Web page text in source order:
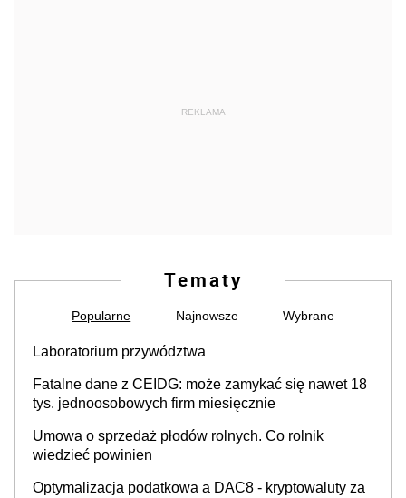
REKLAMA
Tematy
Popularne Najnowsze Wybrane
Laboratorium przywództwa
Fatalne dane z CEIDG: może zamykać się nawet 18
tys. jednoosobowych firm miesięcznie
Umowa o sprzedaż płodów rolnych. Co rolnik
wiedzieć powinien
Optymalizacja podatkowa a DAC8 - kryptowaluty za